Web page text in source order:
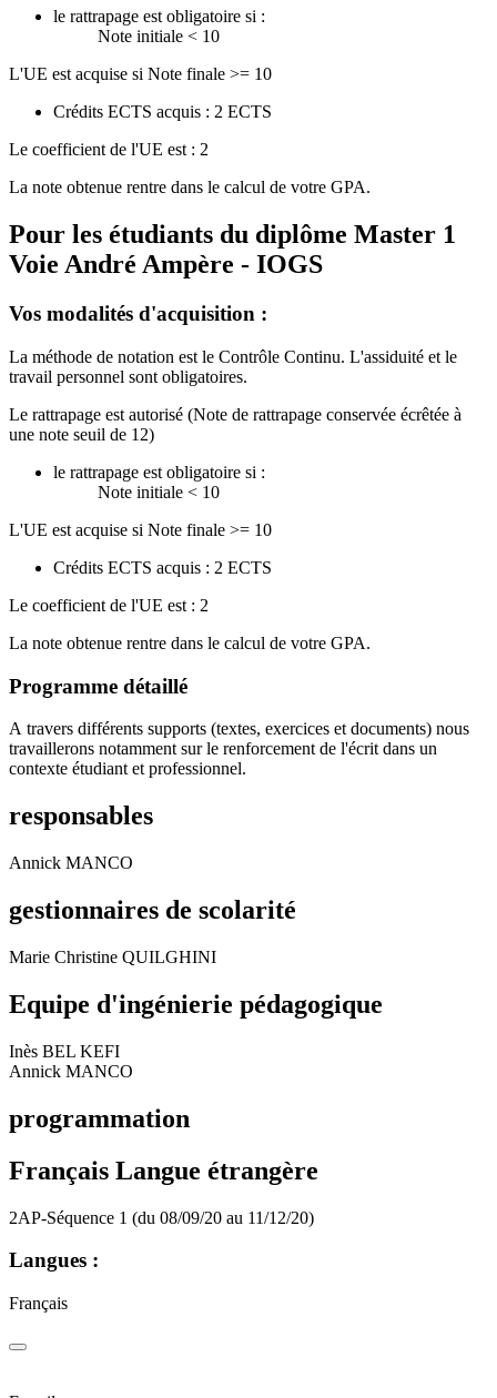
le rattrapage est obligatoire si :
Note initiale < 10
L'UE est acquise si Note finale >= 10
Crédits ECTS acquis : 2 ECTS
Le coefficient de l'UE est : 2
La note obtenue rentre dans le calcul de votre GPA.
Pour les étudiants du diplôme Master 1
Voie André Ampère - IOGS
Vos modalités d'acquisition :
La méthode de notation est le Contrôle Continu. L'assiduité et le
travail personnel sont obligatoires.
Le rattrapage est autorisé (Note de rattrapage conservée écrêtée à
une note seuil de 12)
le rattrapage est obligatoire si :
Note initiale < 10
L'UE est acquise si Note finale >= 10
Crédits ECTS acquis : 2 ECTS
Le coefficient de l'UE est : 2
La note obtenue rentre dans le calcul de votre GPA.
Programme détaillé
A travers différents supports (textes, exercices et documents) nous
travaillerons notamment sur le renforcement de l'écrit dans un
contexte étudiant et professionnel.
responsables
Annick MANCO
gestionnaires de scolarité
Marie Christine QUILGHINI
Equipe d'ingénierie pédagogique
Inès BEL KEFI
Annick MANCO
programmation
Français Langue étrangère
2AP-Séquence 1 (du 08/09/20 au 11/12/20)
Langues :
Français